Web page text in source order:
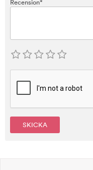
Recension*
SKICKA